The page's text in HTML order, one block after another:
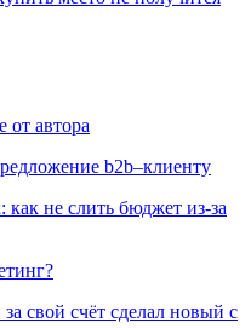
от автора
b2b–клиенту
не слить бюджет из-за
свой счёт сделал новый с